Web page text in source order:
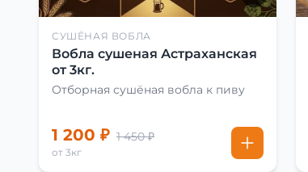
СУШЁНАЯ ВОБЛА
Вобла сушеная Астраханская
от 3кг.
Отборная сушёная вобла к пиву
1 200 ₽ 1 450 ₽
от 3кг